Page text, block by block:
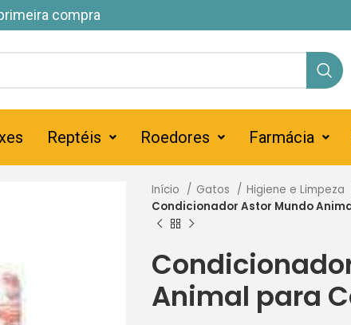
compra
Reptéis Roedores Farmácia
Início Gatos Higiene e Limpeza
Condicionador Astor Mundo
Animal para